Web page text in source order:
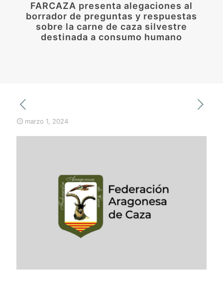
FARCAZA presenta alegaciones al
borrador de preguntas y respuestas
sobre la carne de caza silvestre
destinada a consumo humano
marzo 1, 2024